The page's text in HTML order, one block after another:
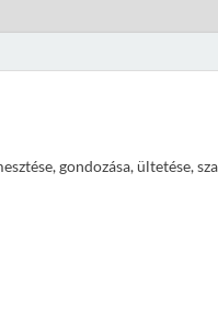
gondozása, ültetése,